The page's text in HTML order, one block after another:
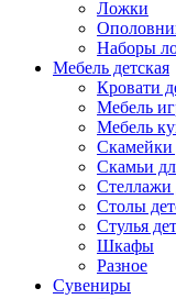
Ложки
Наборы
Мебель детская
Кровати
Мебель
Мебель
Скамейки
Скамьи
Стеллажи
Столы
Стулья
Шкафы
Разное
Сувениры